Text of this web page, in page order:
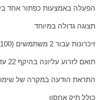
הפעלה באמצעות כפתור אחד
תצוגה גדולה במיוחד
זיכרונות עבור 2 משתמשים (100 זיכרונות למשתמש)
תואם לזרוע עליונה בהיקף 22 עד 42 ס"מ
התראת הודעה במקרה של
כולל תיק אחסון